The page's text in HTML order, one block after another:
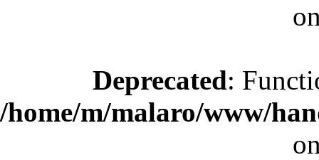
Deprecated:
/home/m/malaro/www/